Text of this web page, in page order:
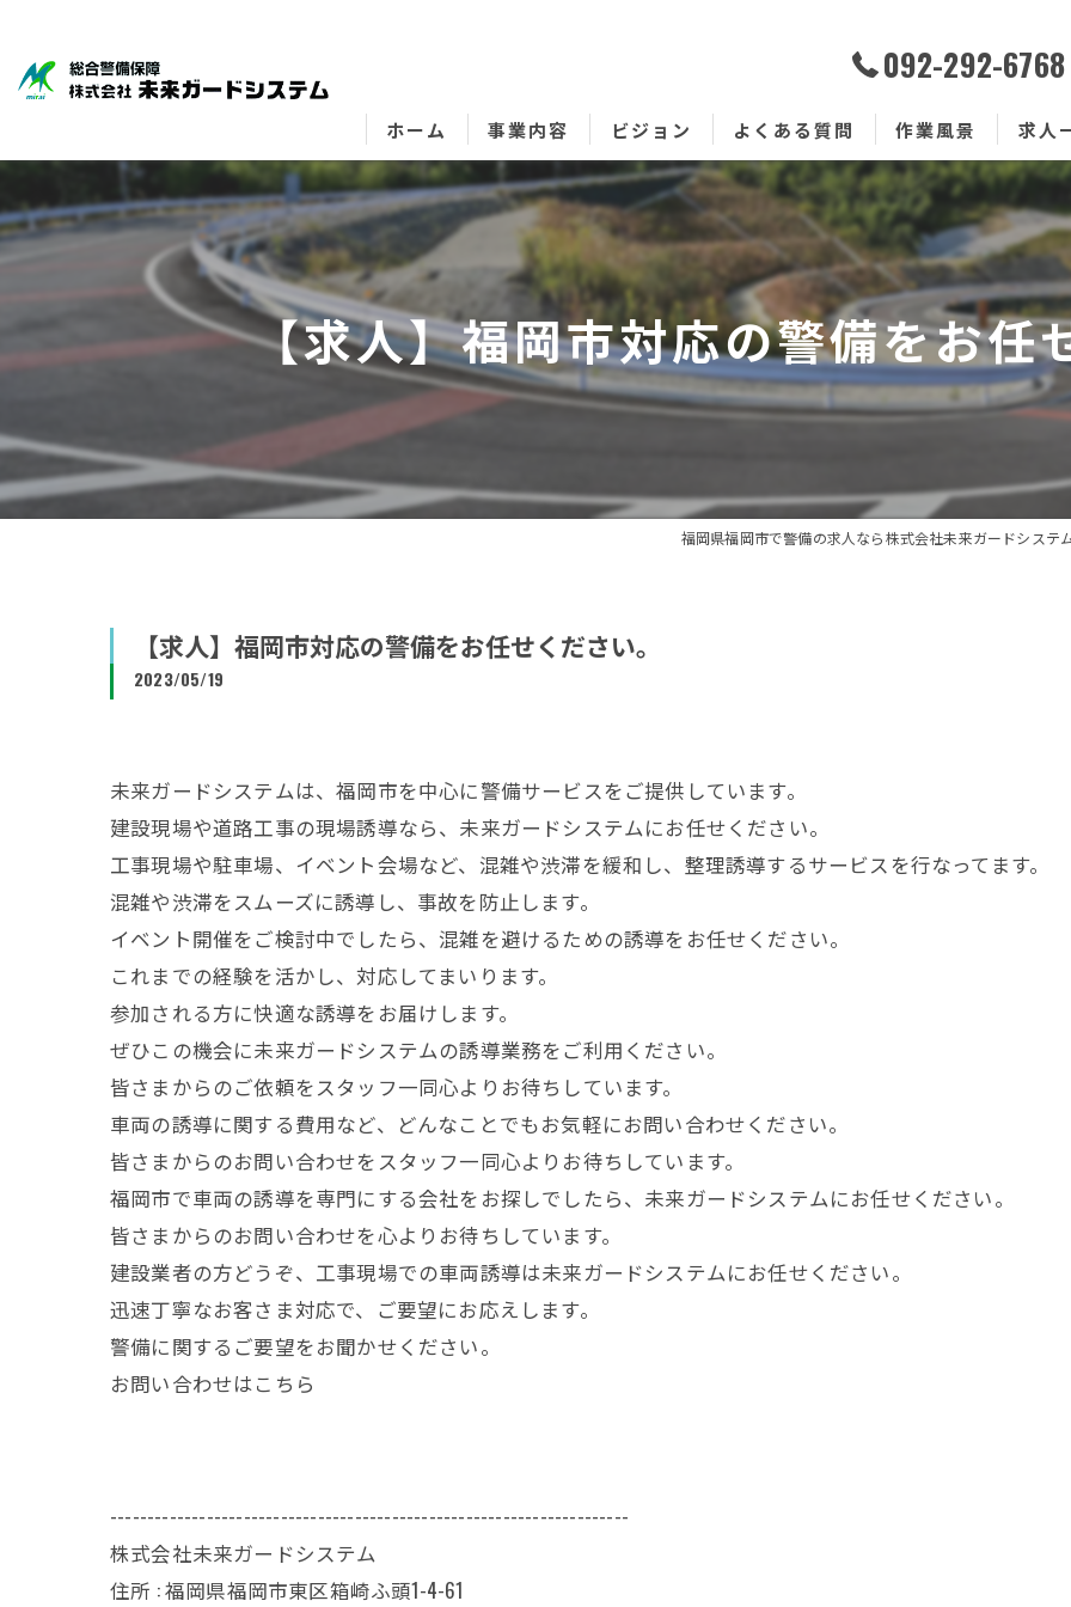
092-292-6768
ホーム 事業内容 ビジョン よくある質問 作業風景 求人
【求人】福岡市対応の警備をお任
福岡県福岡市で警備の求人なら株式会社未来ガードシステ
【求人】福岡市対応の警備をお任せください。
2023/05/19
未来ガードシステムは、福岡市を中心に警備サービスをご提供しています。
建設現場や道路工事の現場誘導なら、未来ガードシステムにお任せください。
工事現場や駐車場、イベント会場など、混雑や渋滞を緩和し、整理誘導するサービスを行なってます。
混雑や渋滞をスムーズに誘導し、事故を防止します。
イベント開催をご検討中でしたら、混雑を避けるための誘導をお任せください。
これまでの経験を活かし、対応してまいります。
参加される方に快適な誘導をお届けします。
ぜひこの機会に未来ガードシステムの誘導業務をご利用ください。
皆さまからのご依頼をスタッフ一同心よりお待ちしています。
車両の誘導に関する費用など、どんなことでもお気軽にお問い合わせください。
皆さまからのお問い合わせをスタッフ一同心よりお待ちしています。
福岡市で車両の誘導を専門にする会社をお探しでしたら、未来ガードシステムにお任せください。
皆さまからのお問い合わせを心よりお待ちしています。
建設業者の方どうぞ、工事現場での車両誘導は未来ガードシステムにお任せください。
迅速丁寧なお客さま対応で、ご要望にお応えします。
警備に関するご要望をお聞かせください。
お問い合わせはこちら
----------------------------------------------------------------------
株式会社未来ガードシステム
住所 : 福岡県福岡市東区箱崎ふ頭1-4-61